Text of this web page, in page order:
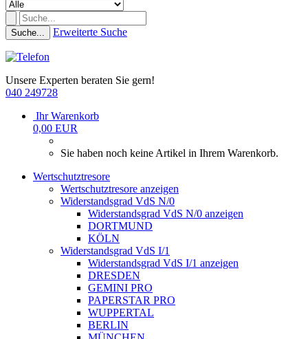
Suche... Erweiterte Suche
Unsere Experten beraten Sie gern!
040 249728
Ihr Warenkorb
0,00 EUR
Sie haben noch keine Artikel in Ihrem Warenkorb.
Wertschutztresore
Wertschutztresore anzeigen
Widerstandsgrad VdS N/0
Widerstandsgrad VdS N/0 anzeigen
DORTMUND
KÖLN
Widerstandsgrad VdS I/1
Widerstandsgrad VdS I/1 anzeigen
DRESDEN
GEMINI PRO
PAPERSTAR PRO
WUPPERTAL
BERLIN